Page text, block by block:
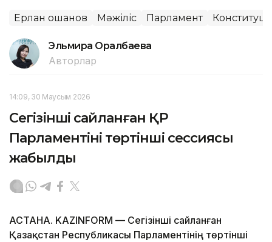
Ерлан Қошанов Мәжіліс Парламент
Эльмира Оралбаева
Авторлар
14:09, 30 Маусым 2026
Сегізінші сайланған ҚР
Парламентінің төртінші сессиясы
жабылды
АСТАНА. KAZINFORM — Сегізінші сайланған
Қазақстан Республикасы Парламентінің төртінші